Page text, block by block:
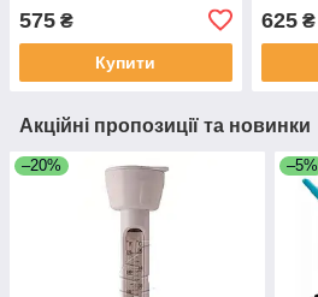
575 ₴
Купити
625₴
Акційні пропозиції та новинки
–20% –5%